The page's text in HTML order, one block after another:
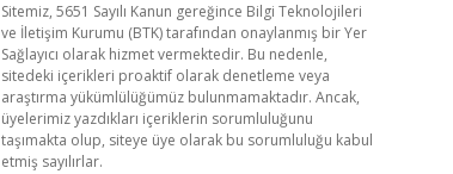
Sitemiz, 5651 Sayılı Kanun gereğince Bilgi Teknolojileri
ve İletişim Kurumu (BTK) tarafından onaylanmış bir Yer
Sağlayıcı olarak hizmet vermektedir. Bu nedenle,
sitedeki içerikleri proaktif olarak denetleme veya
araştırma yükümlülüğümüz bulunmamaktadır. Ancak,
üyelerimiz yazdıkları içeriklerin sorumluluğunu
taşımakta olup, siteye üye olarak bu sorumluluğu kabul
etmiş sayılırlar.